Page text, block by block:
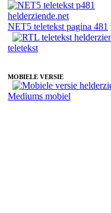
NET5 teletekst pagina 481
teletekst
MOBIELE VERSIE
Mediums mobiel